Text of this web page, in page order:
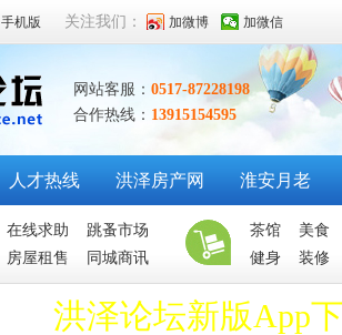
手机版 关注我们： 加微博 加微信
网站客服： 0517-87228198
合作热线： 13915154595
人才热线 洪泽房产网 淮安月老
在线求助
跳蚤市场
房屋租售 同城商讯
茶馆
美食
健身
装修
洪泽论坛新版App